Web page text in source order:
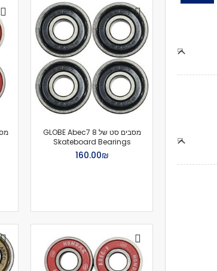
סטופרים
מחליקיים
ציוד הגנה
מגנים
מארז מגנים
מגני בִּרְכַּיִים
מגני מרפקים
מגני שורש כף יד
כפפות סלייד
מגן אגן
שינר
גוּפִיות
חולצות מכופתרות
מסבים סט של 8 GLOBE Abec7
Skateboard Bearings
₪‏160.00